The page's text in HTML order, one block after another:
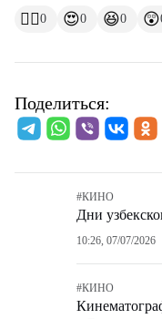
👍🏻0 😍0 😆0 😲
Поделиться:
#КИНО
Дни
10:26, 07/07/2026
#КИНО